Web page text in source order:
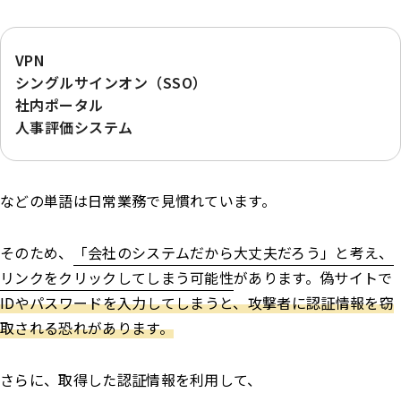
VPN
シングルサインオン（SSO）
社内ポータル
人事評価システム
などの単語は日常業務で見慣れています。
そのため、
「会社のシステムだから大丈夫だろう」と考え、
リンクをクリックしてしまう可能性があります。偽サイトで
IDやパスワードを入力してしまうと、攻撃者に認証情報を窃
取される恐れがあります。
さらに、取得した認証情報を利用して、